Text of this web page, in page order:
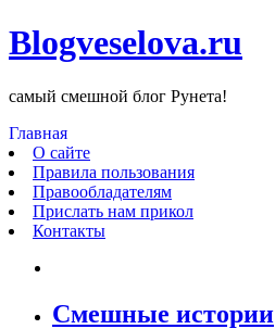
Blogveselova.ru
самый смешной блог Рунета!
Главная
О сайте
Правила пользования
Правообладателям
Прислать нам прикол
Контакты
Смешные истории